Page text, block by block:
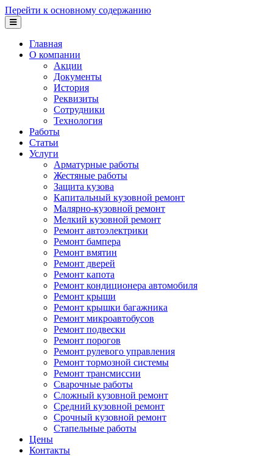
Перейти к основному содержанию
Главная
О компании
Акции
Документы
История
Реквизиты
Сотрудники
Технология
Работы
Статьи
Услуги
Арматурные работы
Жестяные работы
Защита кузова
Капитальный кузовной ремонт
Малярно-кузовной ремонт
Мелкий кузовной ремонт
Ремонт автоэлектрики
Ремонт бампера
Ремонт вмятин
Ремонт дверей
Ремонт капота
Ремонт кондиционера автомобиля
Ремонт крыши
Ремонт крышки багажника
Ремонт микроавтобусов
Ремонт подвески
Ремонт порогов
Ремонт рулевого управления
Ремонт тормозной системы
Ремонт трансмиссии
Сварочные работы
Сложный кузовной ремонт
Средний кузовной ремонт
Срочный кузовной ремонт
Стапельные работы
Цены
Контакты